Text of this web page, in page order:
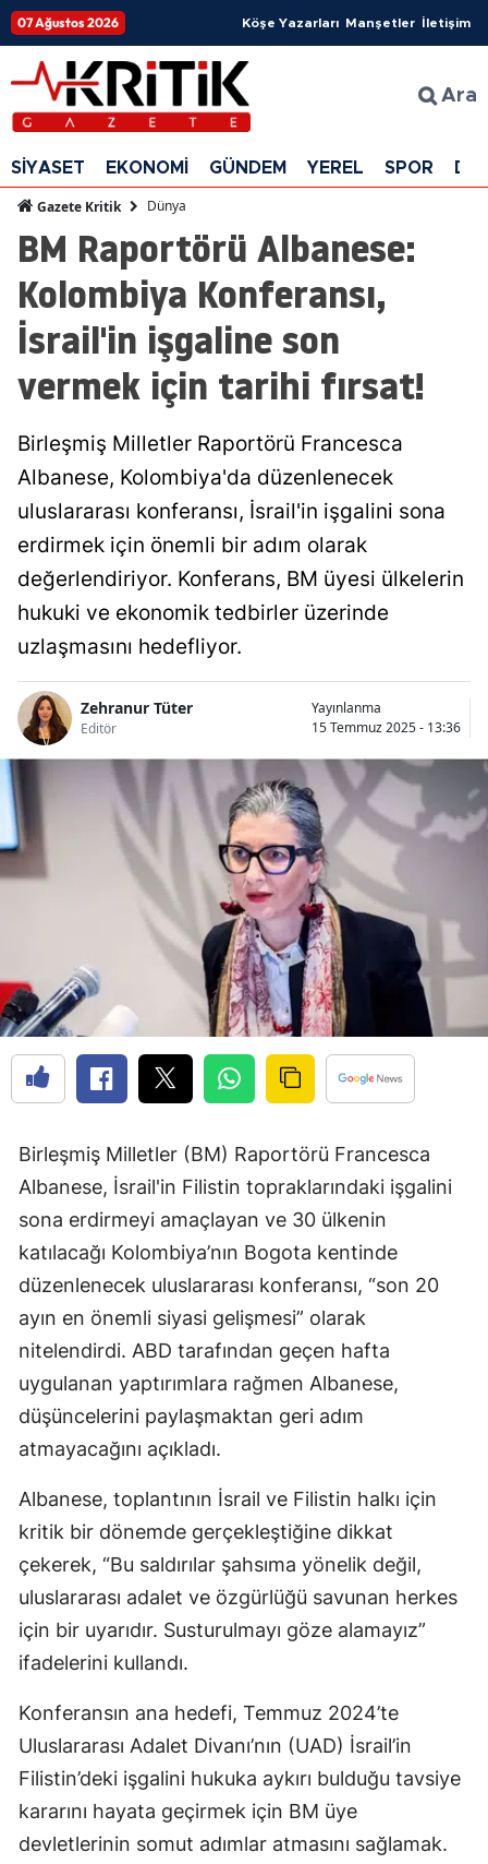
07 Ağustos 2026 Köşe Yazarları Manşetler İletişim
Ara
SİYASET EKONOMİ GÜNDEM YEREL SPOR
Gazete Kritik Dünya
BM Raportörü Albanese:
Kolombiya Konferansı,
İsrail'in işgaline son
vermek için tarihi fırsat!
Birleşmiş Milletler Raportörü Francesca
Albanese, Kolombiya'da düzenlenecek
uluslararası konferansı, İsrail'in işgalini sona
erdirmek için önemli bir adım olarak
değerlendiriyor. Konferans, BM üyesi ülkelerin
hukuki ve ekonomik tedbirler üzerinde
uzlaşmasını hedefliyor.
Zehranur Tüter
Editör
Yayınlanma
15 Temmuz 2025 - 13:36
Birleşmiş Milletler (BM) Raportörü Francesca
Albanese, İsrail'in Filistin topraklarındaki işgalini
sona erdirmeyi amaçlayan ve 30 ülkenin
katılacağı Kolombiya’nın Bogota kentinde
düzenlenecek uluslararası konferansı, “son 20
ayın en önemli siyasi gelişmesi” olarak
nitelendirdi. ABD tarafından geçen hafta
uygulanan yaptırımlara rağmen Albanese,
düşüncelerini paylaşmaktan geri adım
atmayacağını açıkladı.
Albanese, toplantının İsrail ve Filistin halkı için
kritik bir dönemde gerçekleştiğine dikkat
çekerek, “Bu saldırılar şahsıma yönelik değil,
uluslararası adalet ve özgürlüğü savunan herkes
için bir uyarıdır. Susturulmayı göze alamayız”
ifadelerini kullandı.
Konferansın ana hedefi, Temmuz 2024’te
Uluslararası Adalet Divanı’nın (UAD) İsrail’in
Filistin’deki işgalini hukuka aykırı bulduğu tavsiye
kararını hayata geçirmek için BM üye
devletlerinin somut adımlar atmasını sağlamak.